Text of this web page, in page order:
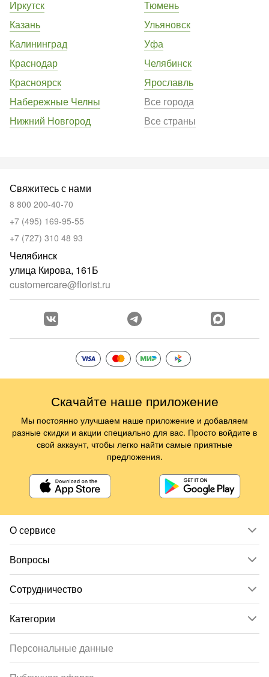
Иркутск
Казань
Калининград
Краснодар
Красноярск
Набережные Челны
Нижний Новгород
Тюмень
Ульяновск
Уфа
Челябинск
Ярославль
Все города
Все страны
О сервисе
Вопросы
Сотрудничество
Категории
Свяжитесь с нами
8 800 200-40-70
+7 (495) 169-95-55
+7 (727) 310 48 93
Челябинск
улица Кирова, 161Б
customercare@florist.ru
Персональные данные
Скачайте наше приложение
Мы постоянно улучшаем наше приложение и добавляем
разные скидки и акции специально для вас. Просто войдите в
свой аккаунт, чтобы легко найти самые приятные
предложения.